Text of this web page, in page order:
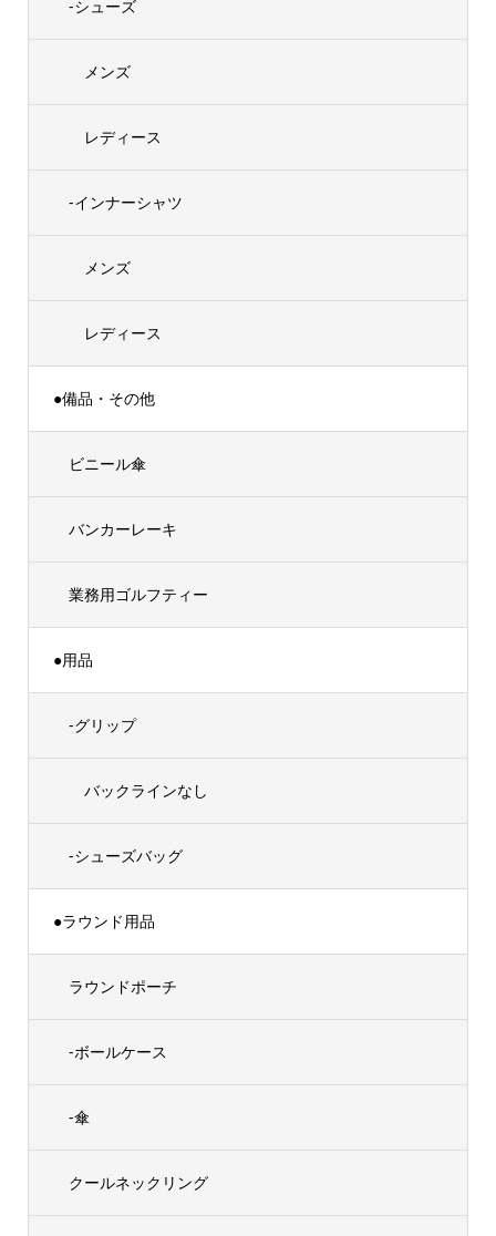
-シューズ
メンズ
レディース
-インナーシャツ
メンズ
レディース
●備品・その他
ビニール傘
バンカーレーキ
業務用ゴルフティー
●用品
-グリップ
バックラインなし
-シューズバッグ
●ラウンド用品
ラウンドポーチ
-ボールケース
-傘
クールネックリング